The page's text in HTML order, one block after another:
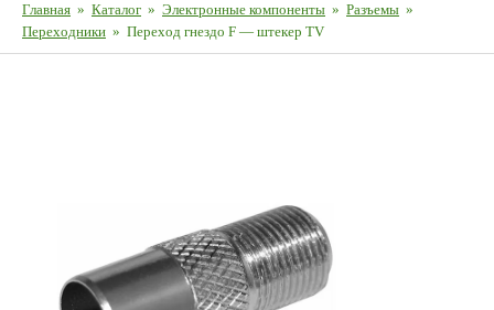
Главная » Каталог » Электронные компоненты » Разъемы »
Переходники » Переход гнездо F — штекер TV